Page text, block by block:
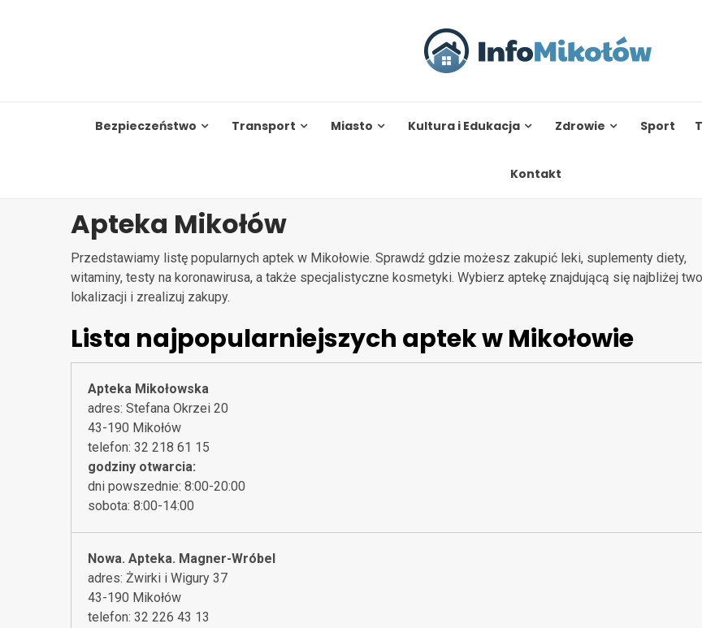
Bezpieczeństwo Transport Miasto Kultura i Edukacja Zdrowie Sport
Kontakt
Apteka Mikołów
Przedstawiamy listę popularnych aptek w Mikołowie. Sprawdź gdzie możesz zakupić leki, suplementy diety,
witaminy, testy na koronawirusa, a także specjalistyczne kosmetyki. Wybierz aptekę znajdującą się najbliżej
lokalizacji i zrealizuj zakupy.
Lista najpopularniejszych aptek w Mikołowie
Apteka Mikołowska
adres: Stefana Okrzei 20
43-190 Mikołów
telefon: 32 218 61 15
godziny otwarcia:
dni powszednie: 8:00-20:00
sobota: 8:00-14:00
Nowa. Apteka. Magner-Wróbel
adres: Żwirki i Wigury 37
43-190 Mikołów
telefon: 32 226 43 13